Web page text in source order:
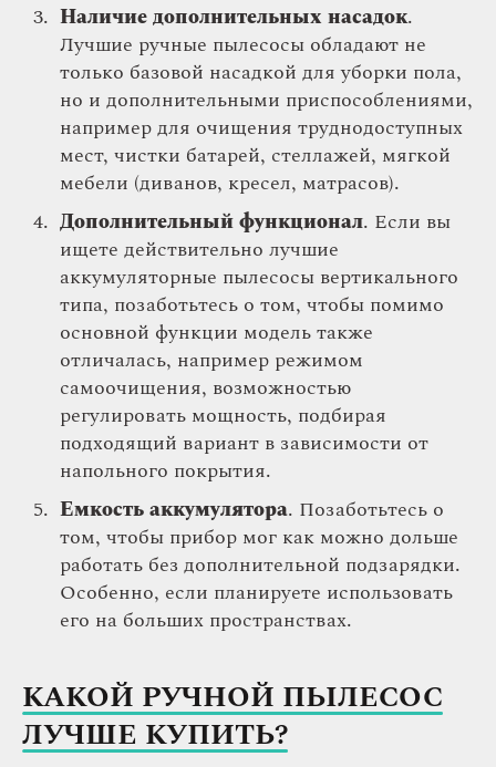
Наличие дополнительных насадок.
Лучшие ручные пылесосы обладают не
только базовой насадкой для уборки пола,
но и дополнительными приспособлениями,
например для очищения труднодоступных
мест, чистки батарей, стеллажей, мягкой
мебели (диванов, кресел, матрасов).
Дополнительный функционал. Если вы
ищете действительно лучшие
аккумуляторные пылесосы вертикального
типа, позаботьтесь о том, чтобы помимо
основной функции модель также
отличалась, например режимом
самоочищения, возможностью
регулировать мощность, подбирая
подходящий вариант в зависимости от
напольного покрытия.
Емкость аккумулятора. Позаботьтесь о
том, чтобы прибор мог как можно дольше
работать без дополнительной подзарядки.
Особенно, если планируете использовать
его на больших пространствах.
КАКОЙ РУЧНОЙ ПЫЛЕСОС
ЛУЧШЕ КУПИТЬ?